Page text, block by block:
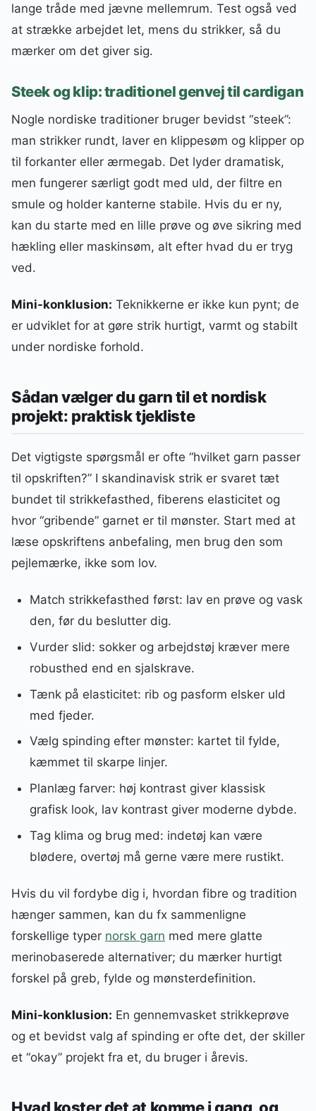
lange tråde med jævne mellemrum. Test også ved
at strække arbejdet let, mens du strikker, så du
mærker om det giver sig.
Steek og klip: traditionel genvej til cardigan
Nogle nordiske traditioner bruger bevidst “steek”:
man strikker rundt, laver en klippesøm og klipper op
til forkanter eller ærmegab. Det lyder dramatisk,
men fungerer særligt godt med uld, der filtre en
smule og holder kanterne stabile. Hvis du er ny,
kan du starte med en lille prøve og øve sikring med
hækling eller maskinsøm, alt efter hvad du er tryg
ved.
Mini-konklusion: Teknikkerne er ikke kun pynt; de
er udviklet for at gøre strik hurtigt, varmt og stabilt
under nordiske forhold.
Sådan vælger du garn til et nordisk
projekt: praktisk tjekliste
Det vigtigste spørgsmål er ofte “hvilket garn passer
til opskriften?” I skandinavisk strik er svaret tæt
bundet til strikkefasthed, fiberens elasticitet og
hvor “gribende” garnet er til mønster. Start med at
læse opskriftens anbefaling, men brug den som
pejlemærke, ikke som lov.
Match strikkefasthed først: lav en prøve og vask
den, før du beslutter dig.
Vurder slid: sokker og arbejdstøj kræver mere
robusthed end en sjalskrave.
Tænk på elasticitet: rib og pasform elsker uld
med fjeder.
Vælg spinding efter mønster: kartet til fylde,
kæmmet til skarpe linjer.
Planlæg farver: høj kontrast giver klassisk
grafisk look, lav kontrast giver moderne dybde.
Tag klima og brug med: indetøj kan være
blødere, overtøj må gerne være mere rustikt.
Hvis du vil fordybe dig i, hvordan fibre og tradition
hænger sammen, kan du fx sammenligne
forskellige typer norsk garn med mere glatte
merinobaserede alternativer; du mærker hurtigt
forskel på greb, fylde og mønsterdefinition.
Mini-konklusion: En gennemvasket strikkeprøve
og et bevidst valg af spinding er ofte det, der skiller
et “okay” projekt fra et, du bruger i årevis.
Hvad koster det at komme i gang, og